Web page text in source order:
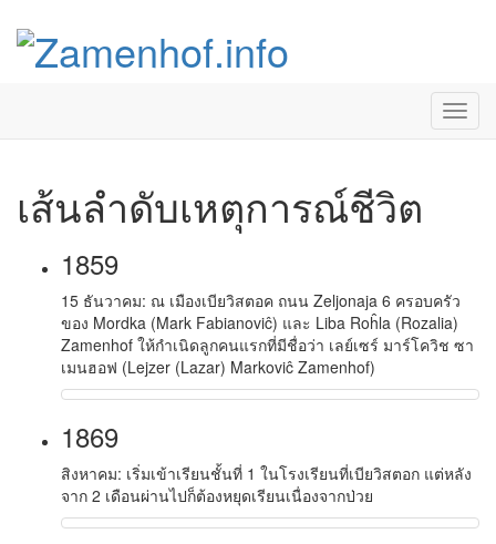
=
เส้นลำดับเหตุการณ์ชีวิต
1859
15 ธันวาคม: ณ เมืองเบียวิสตอค ถนน Zeljonaja 6 ครอบครัว
ของ Mordka (Mark Fabianoviĉ) และ Liba Roĥla (Rozalia)
Zamenhof ให้กำเนิดลูกคนแรกที่มีชื่อว่า เลย์เซร์ มาร์โควิช ซา
เมนฮอฟ (Lejzer (Lazar) Markoviĉ Zamenhof)
1869
สิงหาคม: เริ่มเข้าเรียนชั้นที่ 1 ในโรงเรียนที่เบียวิสตอก แต่หลัง
จาก 2 เดือนผ่านไปก็ต้องหยุดเรียนเนื่องจากป่วย